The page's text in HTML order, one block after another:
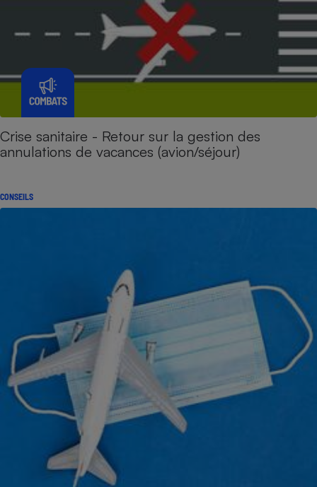
Crise sanitaire - Retour sur la gestion des
annulations de vacances (avion/séjour)
CONSEILS